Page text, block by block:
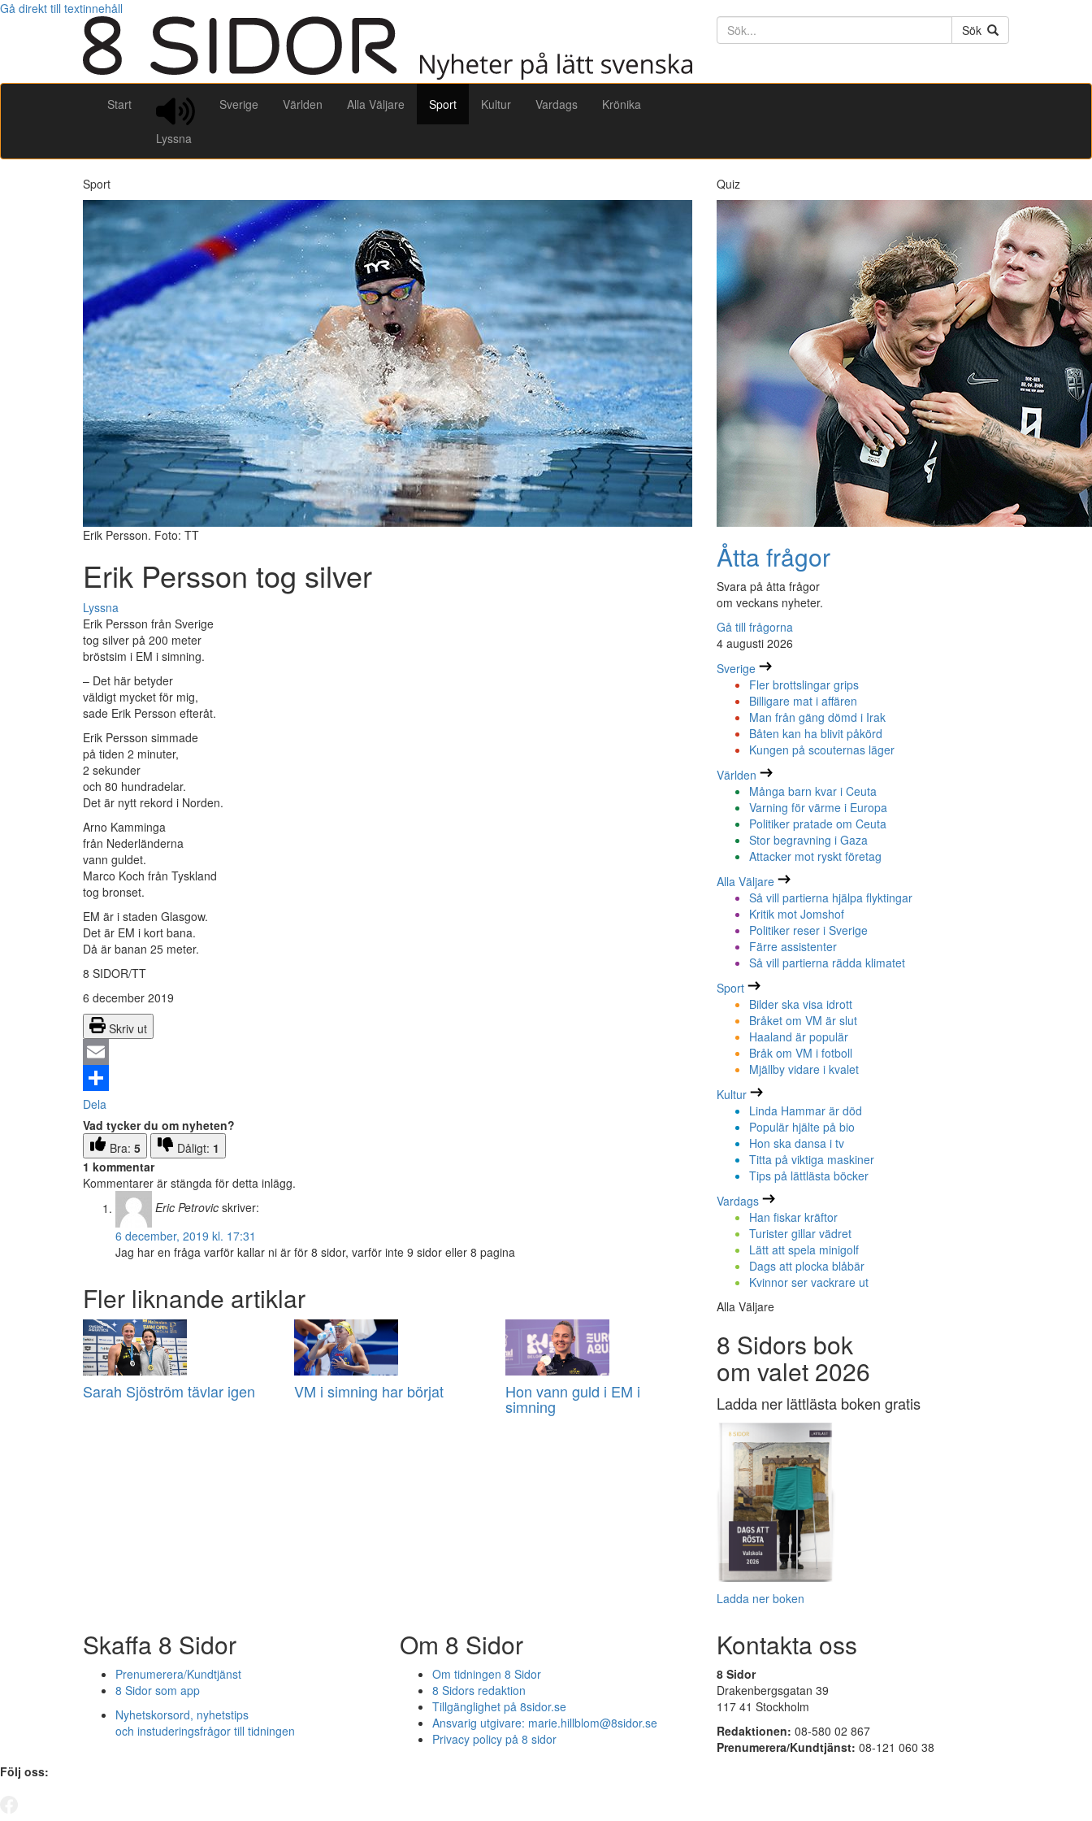
Gå direkt till textinnehåll
Söktext
Sök
Start
Lyssna
Sverige Världen Alla Väljare Sport Kultur Vardags Krönika
Sport
Erik Persson. Foto: TT
Erik Persson tog silver
Lyssna
Erik Persson från Sverige
tog silver på 200 meter
bröstsim i EM i simning.
– Det här betyder
väldigt mycket för mig,
sade Erik Persson efteråt.
Erik Persson simmade
på tiden 2 minuter,
2 sekunder
och 80 hundradelar.
Det är nytt rekord i Norden.
Arno Kamminga
från Nederländerna
vann guldet.
Marco Koch från Tyskland
tog bronset.
EM är i staden Glasgow.
Det är EM i kort bana.
Då är banan 25 meter.
8 SIDOR/TT
6 december 2019
Skriv ut
Email
Dela
Vad tycker du om nyheten?
Bra: 5 Dåligt: 1
1 kommentar
Kommentarer är stängda för detta inlägg.
Eric Petrovic skriver:
6 december, 2019 kl. 17:31
Jag har en fråga varför kallar ni är för 8 sidor, varför inte 9 sidor eller 8 pagina
Fler liknande artiklar
Sarah Sjöström tävlar igen VM i simning har börjat Hon vann guld i EM i
simning
Quiz
Åtta frågor
Svara på åtta frågor
om veckans nyheter.
Gå till frågorna
4 augusti 2026
Sverige
Fler brottslingar grips
Billigare mat i affären
Man från gäng dömd i Irak
Båten kan ha blivit påkörd
Kungen på scouternas läger
Världen
Många barn kvar i Ceuta
Varning för värme i Europa
Politiker pratade om Ceuta
Stor begravning i Gaza
Attacker mot ryskt företag
Alla Väljare
Så vill partierna hjälpa flyktingar
Kritik mot Jomshof
Politiker reser i Sverige
Färre assistenter
Så vill partierna rädda klimatet
Sport
Bilder ska visa idrott
Bråket om VM är slut
Haaland är populär
Bråk om VM i fotboll
Mjällby vidare i kvalet
Kultur
Linda Hammar är död
Populär hjälte på bio
Hon ska dansa i tv
Titta på viktiga maskiner
Tips på lättlästa böcker
Vardags
Han fiskar kräftor
Turister gillar vädret
Lätt att spela minigolf
Dags att plocka blåbär
Kvinnor ser vackrare ut
Alla Väljare
8 Sidors bok
om valet 2026
Ladda ner lättlästa boken gratis
Ladda ner boken
Skaffa 8 Sidor
Prenumerera/Kundtjänst
8 Sidor som app
Nyhetskorsord, nyhetstips
och instuderingsfrågor till tidningen
Om 8 Sidor
Om tidningen 8 Sidor
8 Sidors redaktion
Tillgänglighet på 8sidor.se
Ansvarig utgivare: marie.hillblom@8sidor.se
Privacy policy på 8 sidor
Kontakta oss
8 Sidor
Drakenbergsgatan 39
117 41 Stockholm
Redaktionen: 08-580 02 867
Prenumerera/Kundtjänst: 08-121 060 38
Följ oss: